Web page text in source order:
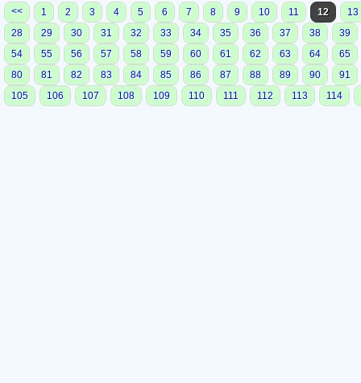
<< 1 2 3 4 5 6 7 8 9 10 11 12
13
28
29 30 31 32 33 34 35 36 37 38
39
54
55 56 57 58 59 60 61 62 63 64
65
80
81 82 83 84 85 86 87 88 89 90
91
105
106 107 108 109 110 111 112 113 114